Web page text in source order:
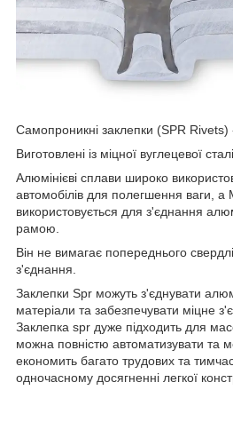
Самопроникні заклепки (SPR Rivets)
Виготовлені із міцної вуглецевої сталі
Алюмінієві сплави широко
автомобілів для полегшення ваги, а
використовується для з'єднання
рамою.
Він не вимагає попереднього
з'єднання.
Заклепки Spr можуть з'єднувати
матеріали та забезпечувати міцне
Заклепка spr дуже підходить для
можна повністю автоматизувати та
економить багато трудових та
одночасному досягненні легкої